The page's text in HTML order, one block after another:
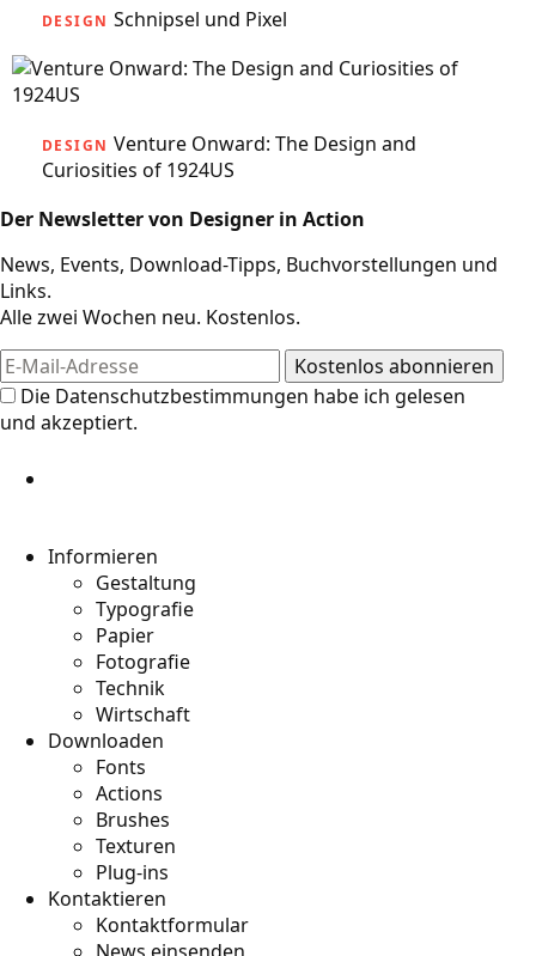
DESIGN Schnipsel und Pixel
DESIGN Venture Onward: The Design and
Curiosities of 1924US
Der Newsletter von Designer in Action
News, Events, Download-Tipps, Buchvorstellungen und
Links.
Alle zwei Wochen neu. Kostenlos.
Die Datenschutzbestimmungen habe ich gelesen
und akzeptiert.
Informieren
Gestaltung
Typografie
Papier
Fotografie
Technik
Wirtschaft
Downloaden
Fonts
Actions
Brushes
Texturen
Plug-ins
Kontaktieren
Kontaktformular